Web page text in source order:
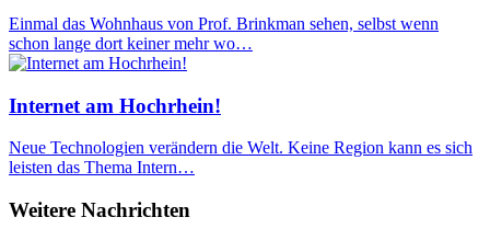
Einmal das Wohnhaus von Prof. Brinkman sehen, selbst wenn
schon lange dort keiner mehr wo…
Internet am Hochrhein!
Neue Technologien verändern die Welt. Keine Region kann es sich
leisten das Thema Intern…
Weitere Nachrichten